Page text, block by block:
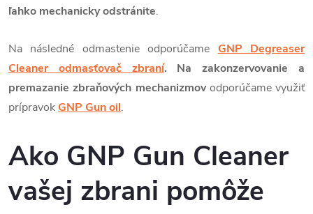
ľahko mechanicky odstránite.
Na následné odmastenie odporúčame GNP Degreaser
Cleaner odmasťovač zbraní. Na zakonzervovanie a
premazanie zbraňových mechanizmovodporúčame využiť
prípravokGNP Gun oil.
Ako GNP Gun Cleaner
vašej zbrani pomôže